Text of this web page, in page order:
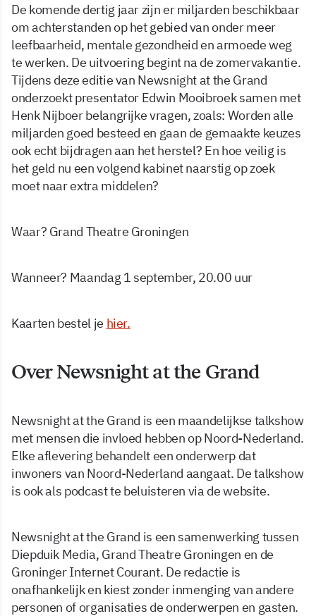
De komende dertig jaar zijn er miljarden beschikbaar
om achterstanden op het gebied van onder meer
leefbaarheid, mentale gezondheid en armoede weg
te werken. De uitvoering begint na de zomervakantie.
Tijdens deze editie van Newsnight at the Grand
onderzoekt presentator Edwin Mooibroek samen met
Henk Nijboer belangrijke vragen, zoals: Worden alle
miljarden goed besteed en gaan de gemaakte keuzes
ook echt bijdragen aan het herstel? En hoe veilig is
het geld nu een volgend kabinet naarstig op zoek
moet naar extra middelen?
Waar? Grand Theatre Groningen
Wanneer? Maandag 1 september, 20.00 uur
Kaarten bestel je hier.
Over Newsnight at the Grand
Newsnight at the Grand is een maandelijkse talkshow
met mensen die invloed hebben op Noord-Nederland.
Elke aflevering behandelt een onderwerp dat
inwoners van Noord-Nederland aangaat. De talkshow
is ook als podcast te beluisteren via de website.
Newsnight at the Grand is een samenwerking tussen
Diepduik Media, Grand Theatre Groningen en de
Groninger Internet Courant. De redactie is
onafhankelijk en kiest zonder inmenging van andere
personen of organisaties de onderwerpen en gasten.